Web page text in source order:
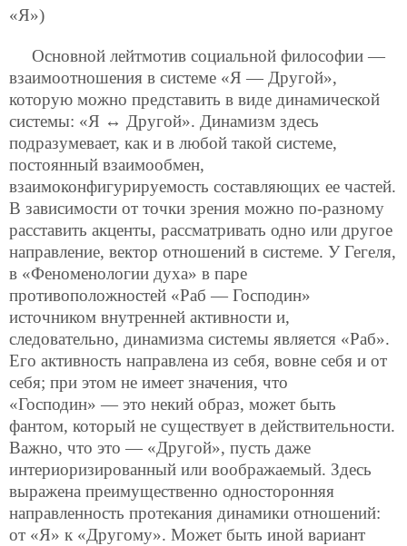
«Я»)
Основной лейтмотив социальной философии —
взаимоотношения в системе «Я — Другой»,
которую можно представить в виде динамической
системы: «Я ↔ Другой». Динамизм здесь
подразумевает, как и в любой такой системе,
постоянный взаимообмен,
взаимоконфигурируемость составляющих ее частей.
В зависимости от точки зрения можно по-разному
расставить акценты, рассматривать одно или другое
направление, вектор отношений в системе. У Гегеля,
в «Феноменологии духа» в паре
противоположностей «Раб — Господин»
источником внутренней активности и,
следовательно, динамизма системы является «Раб».
Его активность направлена из себя, вовне себя и от
себя; при этом не имеет значения, что
«Господин» — это некий образ, может быть
фантом, который не существует в действительности.
Важно, что это — «Другой», пусть даже
интериоризированный или воображаемый. Здесь
выражена преимущественно односторонняя
направленность протекания динамики отношений:
от «Я» к «Другому». Может быть иной вариант